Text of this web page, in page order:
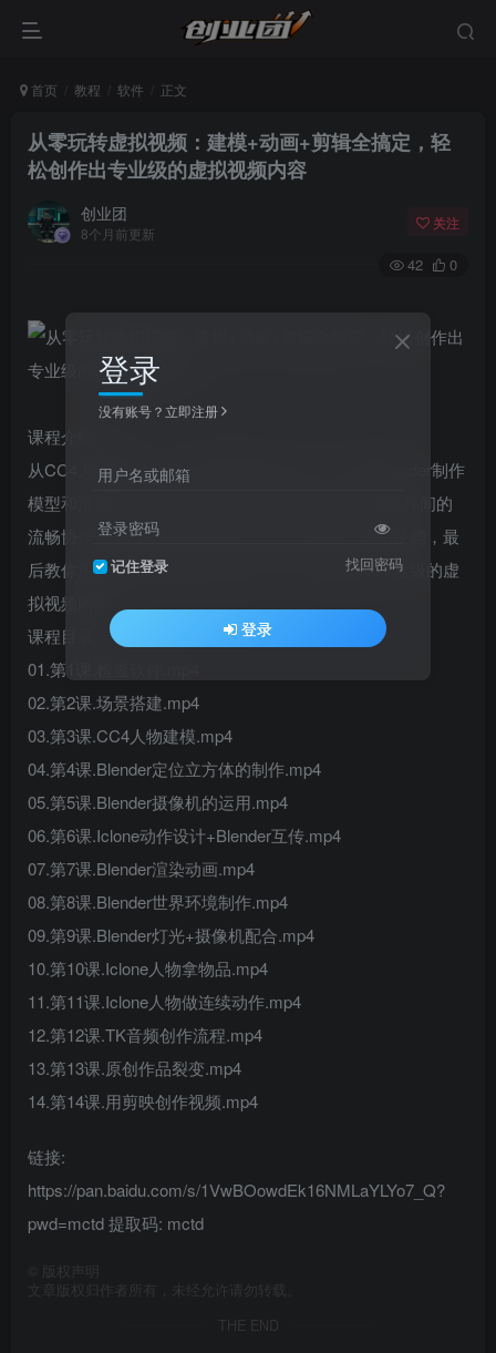
首页 教程 软件 正文
从零玩转虚拟视频：建模+动画+剪辑全搞定，轻
松创作出专业级的虚拟视频内容
创业团
8个月前更新
关注
42 0
课程介绍：
从CC4人物建模，一步步掌握核心技术。学习用Blender制作
模型和渲染动画，结合Iclone设计人物动作，实现软件间的
流畅协作。课程还涵盖灯光摄像、音频处理等实用技能，最
后教你用剪映完成作品剪辑与发布，轻松创作出专业级的虚
拟视频内容。
课程目录：
01.第1课.检查软件.mp4
02.第2课.场景搭建.mp4
03.第3课.CC4人物建模.mp4
04.第4课.Blender定位立方体的制作.mp4
05.第5课.Blender摄像机的运用.mp4
06.第6课.Iclone动作设计+Blender互传.mp4
07.第7课.Blender渲染动画.mp4
08.第8课.Blender世界环境制作.mp4
09.第9课.Blender灯光+摄像机配合.mp4
10.第10课.Iclone人物拿物品.mp4
11.第11课.Iclone人物做连续动作.mp4
12.第12课.TK音频创作流程.mp4
13.第13课.原创作品裂变.mp4
14.第14课.用剪映创作视频.mp4
链接:
https://pan.baidu.com/s/1VwBOowdEk16NMLaYLYo7_Q?
pwd=mctd 提取码: mctd
版权声明
文章版权归作者所有，未经允许请勿转载。
THE END
登录
没有账号？立即注册
用户名或邮箱
登录密码
记住登录 找回密码
登录